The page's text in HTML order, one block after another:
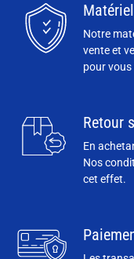
Notre
vente et
pour
Retour
En
Nos
cet effet.